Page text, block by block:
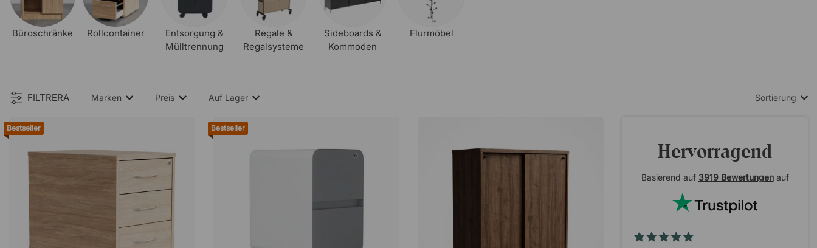
Büroschränke Rollcontainer
Entsorgung &
Mülltrennung
Regale &
Regalsysteme
Sideboards &
Kommoden
Flurmöbel
FILTRERA Marken Preis Auf Lager Sortierung
Hervorragend
Basierend auf 3919 Bewertungenauf
Bestseller Bestseller